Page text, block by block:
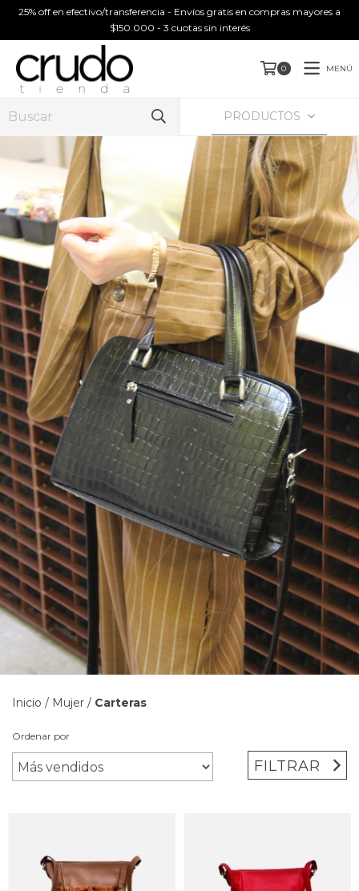
25% off en efectivo/transferencia - Envíos gratis en compras mayores a
$150.000 - 3 cuotas sin interés
0 MENÚ
PRODUCTOS
Inicio / Mujer / Carteras
Ordenar por
FILTRAR